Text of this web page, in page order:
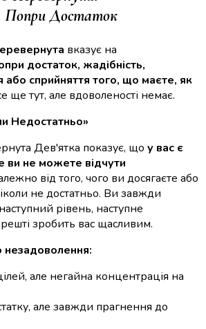
Попри Достаток
вказує на
достаток, жадібність,
сприйняття того, що маєте, як
ще тут, але вдоволеності немає.
Недостатньо»
Дев'ятка показує, що у вас є
ви не можете відчути
від того, чого ви досягаєте або
не достатньо. Ви завжди
рівень, наступне
зробить вас щасливим.
незадоволення:
але негайна концентрація на
але завжди прагнення до